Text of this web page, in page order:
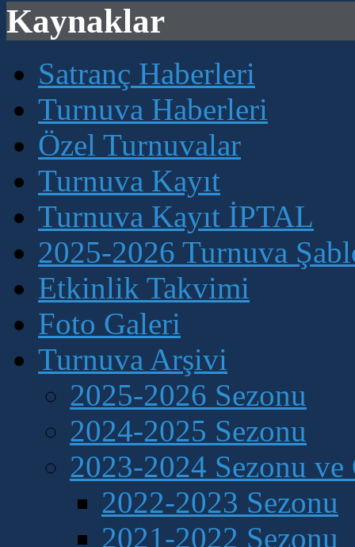
Kaynaklar
Satranç Haberleri
Turnuva Haberleri
Özel Turnuvalar
Turnuva Kayıt
Turnuva Kayıt İPTAL
2025-2026 Turnuva
Etkinlik Takvimi
Foto Galeri
Turnuva Arşivi
2025-2026 Sezonu
2024-2025 Sezonu
2023-2024 Sezonu ve
2022-2023 Sezonu
2021-2022 Sezonu